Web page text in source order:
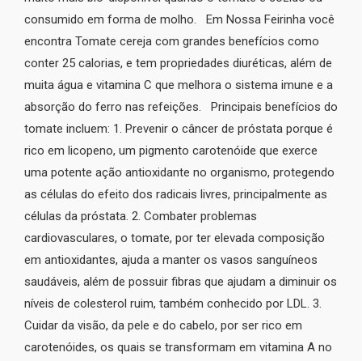
consumido em forma de molho. Em Nossa Feirinha você
encontra Tomate cereja com grandes benefícios como
conter 25 calorias, e tem propriedades diuréticas, além de
muita água e vitamina C que melhora o sistema imune e a
absorção do ferro nas refeições. Principais benefícios do
tomate incluem: 1. Prevenir o câncer de próstata porque é
rico em licopeno, um pigmento carotenóide que exerce
uma potente ação antioxidante no organismo, protegendo
as células do efeito dos radicais livres, principalmente as
células da próstata. 2. Combater problemas
cardiovasculares, o tomate, por ter elevada composição
em antioxidantes, ajuda a manter os vasos sanguíneos
saudáveis, além de possuir fibras que ajudam a diminuir os
níveis de colesterol ruim, também conhecido por LDL. 3.
Cuidar da visão, da pele e do cabelo, por ser rico em
carotenóides, os quais se transformam em vitamina A no